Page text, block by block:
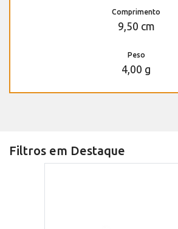
Comprimento
9,50 cm
Peso
4,00 g
Filtros em Destaque